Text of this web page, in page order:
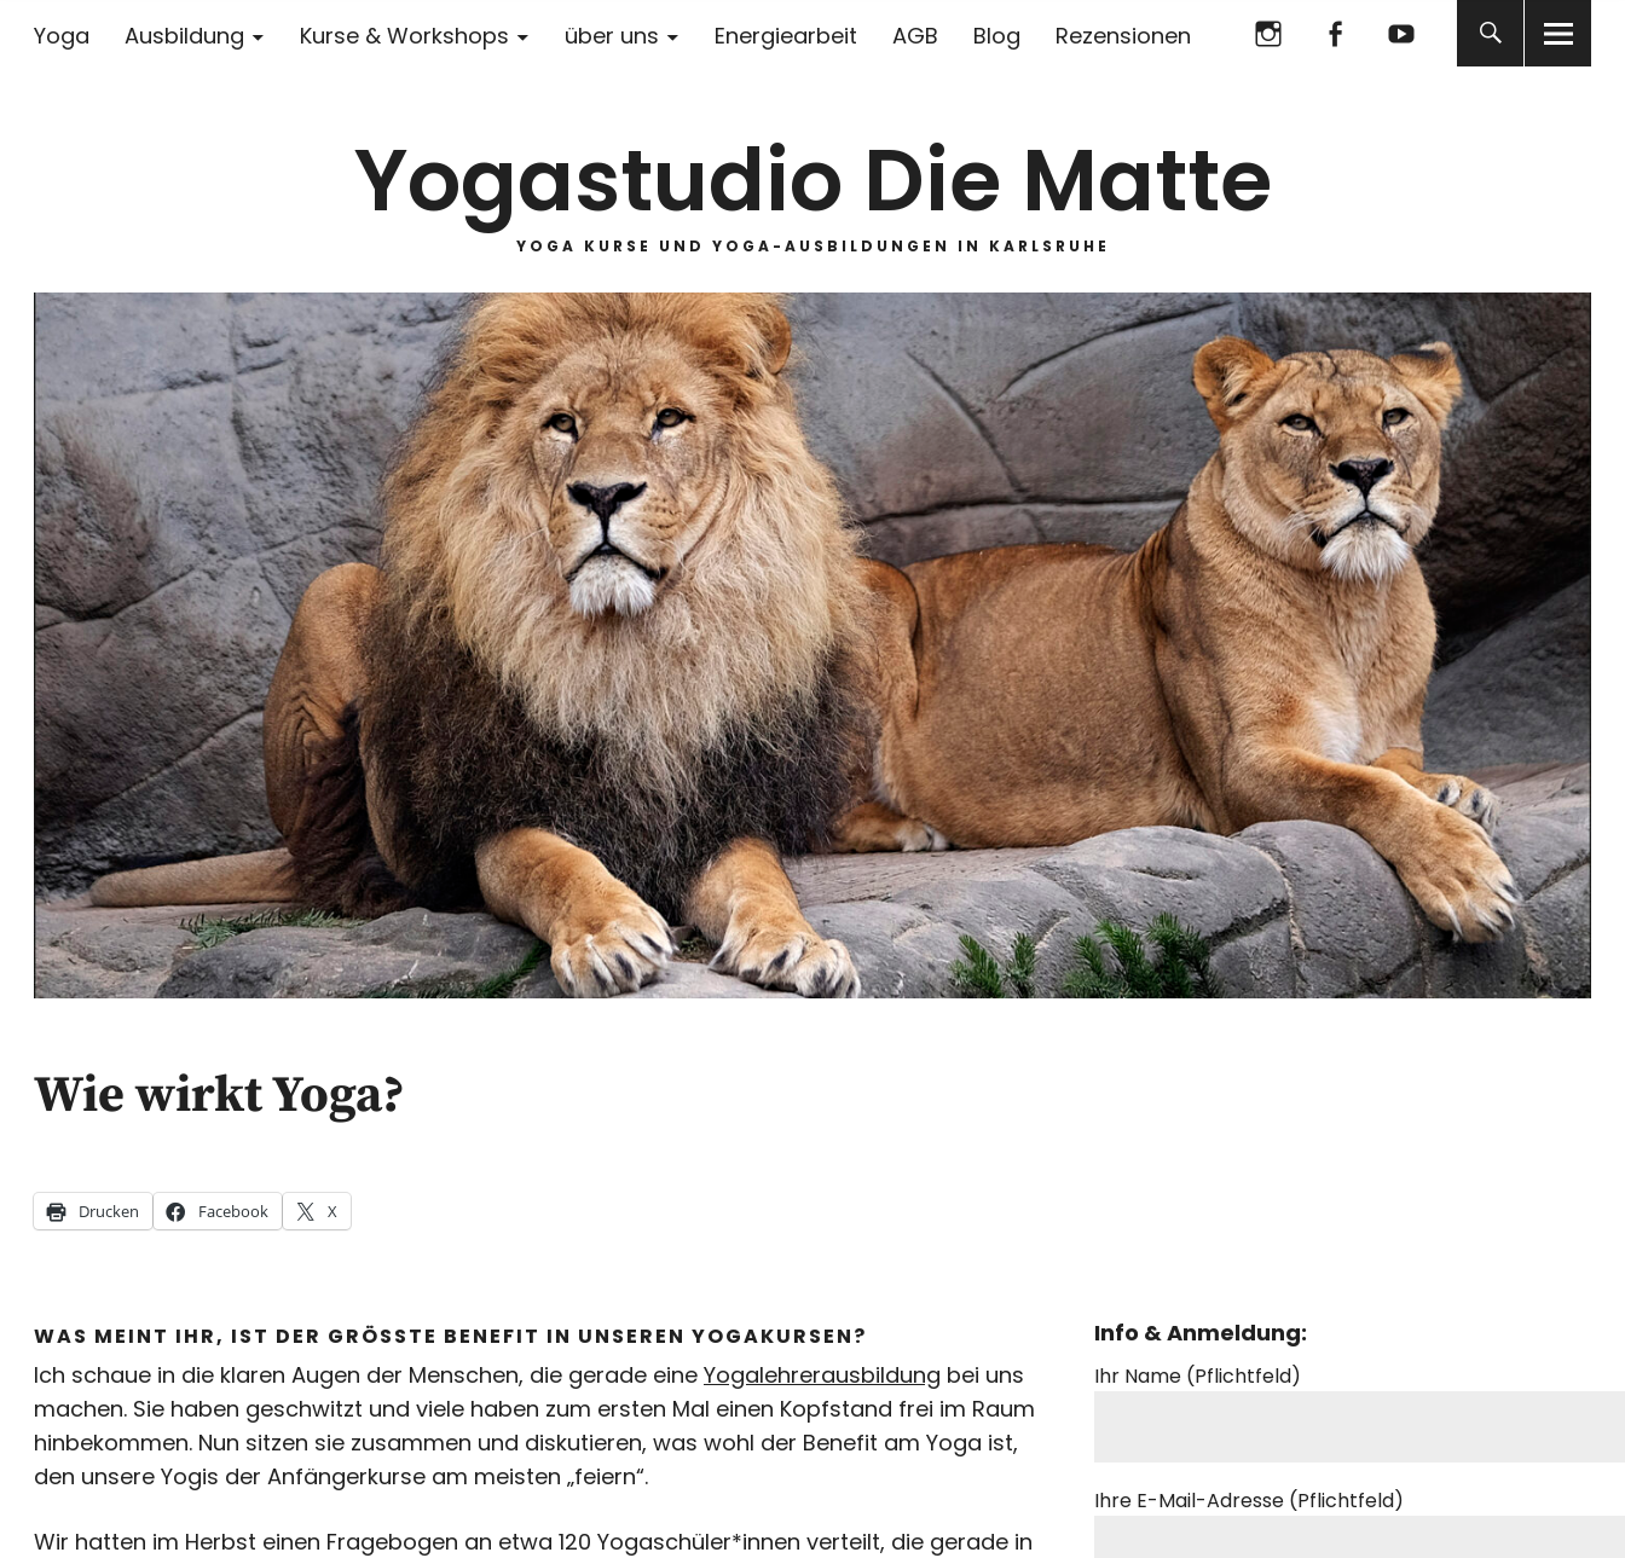
Yoga Ausbildung Kurse & Workshops über uns Energiearbeit AGB Blog Rezensionen
Yogastudio Die Matte
YOGA KURSE UND YOGA-AUSBILDUNGEN IN KARLSRUHE
InstagramFacebook
Wie wirkt Yoga?
Drucken Facebook X
WAS MEINT IHR, IST DER GRÖSSTE BENEFIT IN UNSEREN YOGAKURSEN?
Ich schaue in die klaren Augen der Menschen, die gerade eine Yogalehrerausbildung bei uns
machen. Sie haben geschwitzt und viele haben zum ersten Mal einen Kopfstand frei im Raum
hinbekommen. Nun sitzen sie zusammen und diskutieren, was wohl der Benefit am Yoga ist,
den unsere Yogis der Anfängerkurse am meisten „feiern“.
Wir hatten im Herbst einen Fragebogen an etwa 120 Yogaschüler*innen verteilt, die gerade in
Info & Anmeldung:
Ihr Name (Pflichtfeld)
Ihre E-Mail-Adresse (Pflichtfeld)